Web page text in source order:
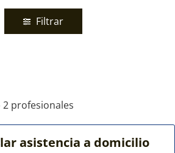
Filtrar
profesionales
asistencia a domicilio